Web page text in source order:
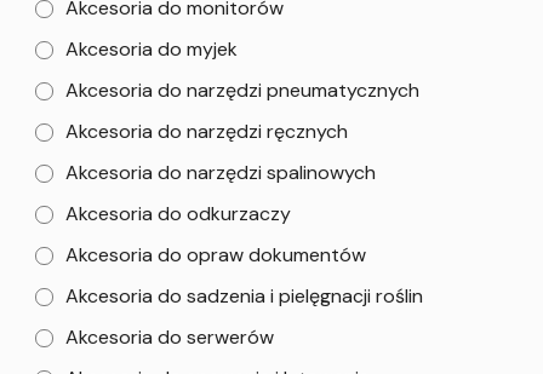
Akcesoria do monitorów
Akcesoria do myjek
Akcesoria do narzędzi pneumatycznych
Akcesoria do narzędzi ręcznych
Akcesoria do narzędzi spalinowych
Akcesoria do odkurzaczy
Akcesoria do opraw dokumentów
Akcesoria do sadzenia i pielęgnacji roślin
Akcesoria do serwerów